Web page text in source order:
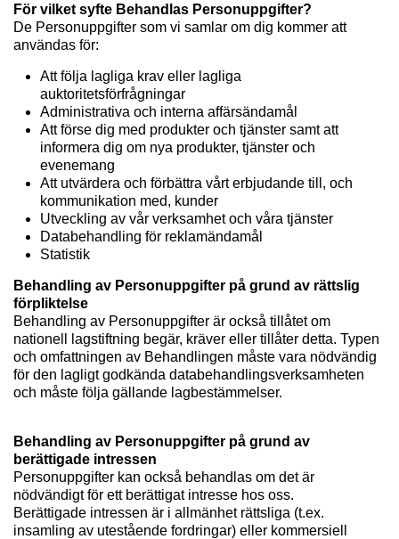
För vilket syfte Behandlas Personuppgifter?
De Personuppgifter som vi samlar om dig kommer att
användas för:
Att följa lagliga krav eller lagliga
auktoritetsförfrågningar
Administrativa och interna affärsändamål
Att förse dig med produkter och tjänster samt att
informera dig om nya produkter, tjänster och
evenemang
Att utvärdera och förbättra vårt erbjudande till, och
kommunikation med, kunder
Utveckling av vår verksamhet och våra tjänster
Databehandling för reklamändamål
Statistik
Behandling av Personuppgifter på grund av rättslig
förpliktelse
Behandling av Personuppgifter är också tillåtet om
nationell lagstiftning begär, kräver eller tillåter detta. Typen
och omfattningen av Behandlingen måste vara nödvändig
för den lagligt godkända databehandlingsverksamheten
och måste följa gällande lagbestämmelser.
Behandling av Personuppgifter på grund av
berättigade intressen
Personuppgifter kan också behandlas om det är
nödvändigt för ett berättigat intresse hos oss.
Berättigade intressen är i allmänhet rättsliga (t.ex.
insamling av utestående fordringar) eller kommersiell